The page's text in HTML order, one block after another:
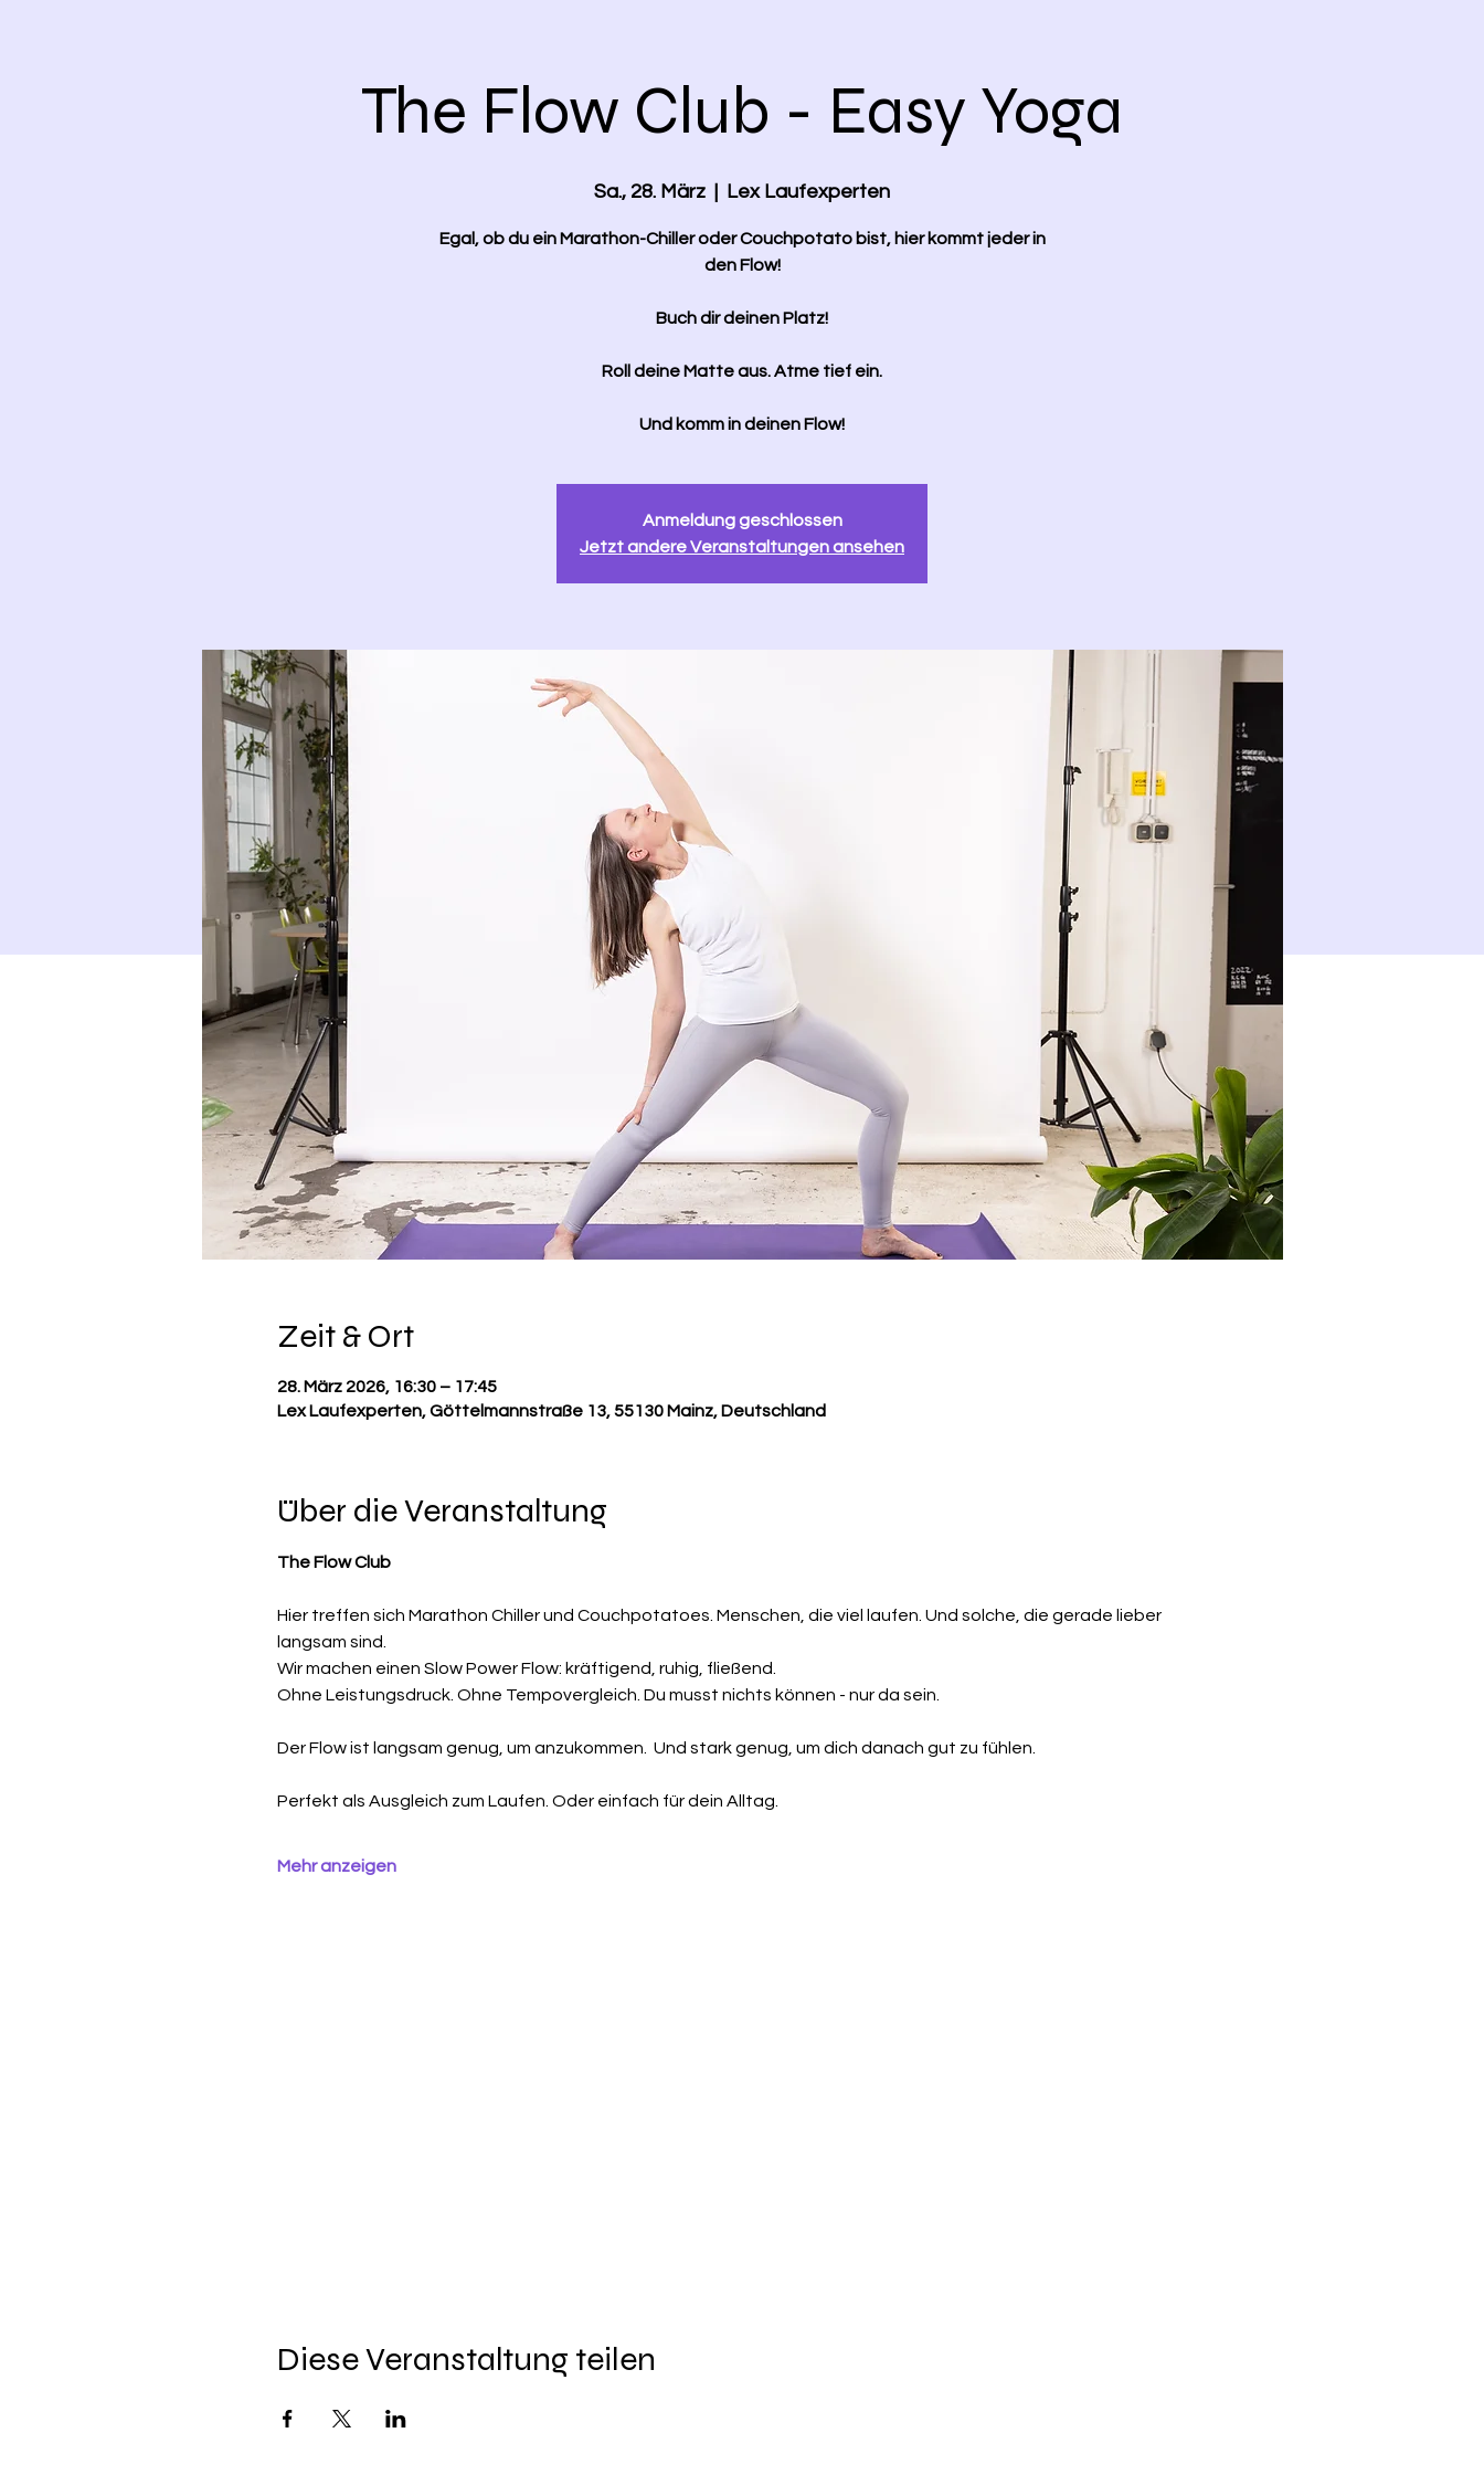
The Flow Club - Easy Yoga
Sa., 28. März Lex Laufexperten
Egal, ob du ein Marathon-Chiller oder Couchpotato bist, hier kommt jeder in
den Flow!
Buch dir deinen Platz!
Roll deine Matte aus. Atme tief ein.
Und komm in deinen Flow!
Anmeldung geschlossen
Jetzt andere Veranstaltungen ansehen
Zeit & Ort
28. März 2026, 16:30 – 17:45
Lex Laufexperten, Göttelmannstraße 13, 55130 Mainz, Deutschland
Über die Veranstaltung
The Flow Club
Hier treffen sich Marathon Chiller und Couchpotatoes. Menschen, die viel laufen. Und solche, die gerade lieber
langsam sind.
Wir machen einen Slow Power Flow: kräftigend, ruhig, fließend.
Ohne Leistungsdruck. Ohne Tempovergleich. Du musst nichts können - nur da sein.
Der Flow ist langsam genug, um anzukommen.  Und stark genug, um dich danach gut zu fühlen.
Perfekt als Ausgleich zum Laufen. Oder einfach für dein Alltag.
Mehr anzeigen
Diese Veranstaltung teilen